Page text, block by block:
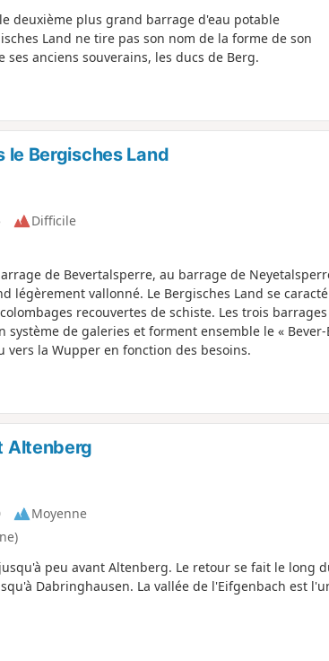
deuxième plus grand barrage d'eau potable
Land ne tire pas son nom de la forme de son
anciens souverains, les ducs de Berg.
le Bergisches Land
Difficile
de Bevertalsperre, au barrage de
légèrement vallonné. Le Bergisches Land se
recouvertes de schiste. Les trois
de galeries et forment ensemble le « Bever-
la Wupper en fonction des besoins.
Altenberg
Moyenne
peu avant Altenberg. Le retour se fait le long
Dabringhausen. La vallée de l'Eifgenbach est